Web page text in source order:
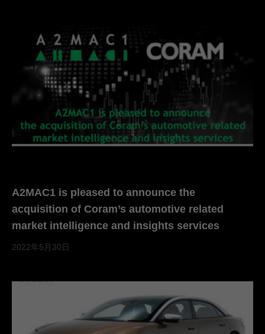
A2MAC1 is pleased to announce the
acquisition of Coram’s automotive related
market intelligence and insights services
2022年5月30日